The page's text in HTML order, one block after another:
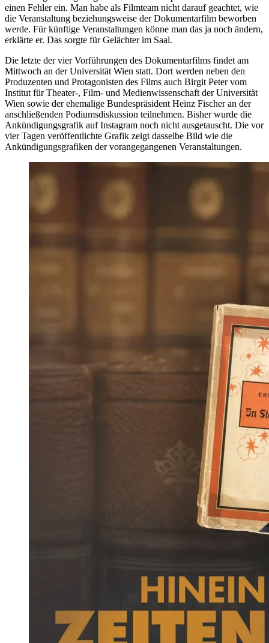
einen Fehler ein. Man habe als Filmteam nicht darauf geachtet, wie
die Veranstaltung beziehungsweise der Dokumentarfilm beworben
werde. Für künftige Veranstaltungen könne man das ja noch ändern,
erklärte er. Das sorgte für Gelächter im Saal.
Die letzte der vier Vorführungen des Dokumentarfilms findet am
Mittwoch an der Universität Wien statt. Dort werden neben den
Produzenten und Protagonisten des Films auch Birgit Peter vom
Institut für Theater-, Film- und Medienwissenschaft der Universität
Wien sowie der ehemalige Bundespräsident Heinz Fischer an der
anschließenden Podiumsdiskussion teilnehmen. Bisher wurde die
Ankündigungsgrafik auf Instagram noch nicht ausgetauscht. Die vor
vier Tagen veröffentlichte Grafik zeigt dasselbe Bild wie die
Ankündigungsgrafiken der vorangegangenen Veranstaltungen.